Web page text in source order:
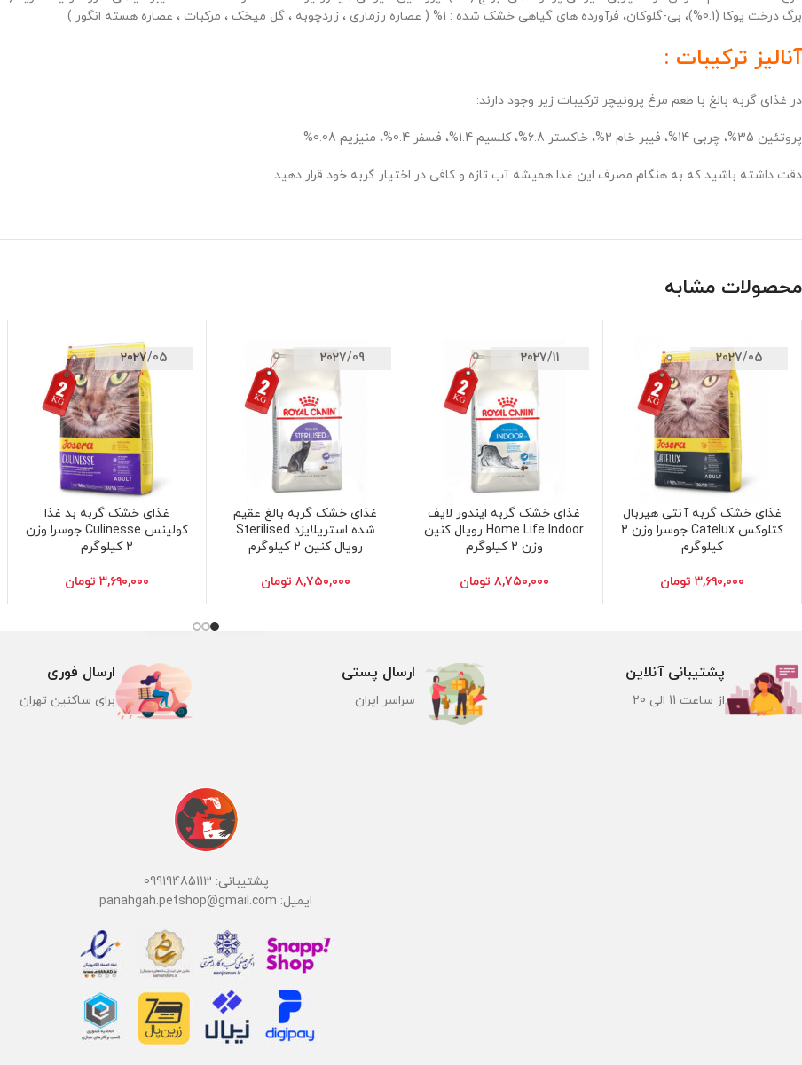
برگ درخت یوكا (0.1%)، بی-گلوکان، فرآورده های گیاهی خشک شده : 1% ( عصاره رزماری ، زردچوبه ، گل میخک ، مرکبات ، عصاره هسته انگور )
آنالیز ترکیبات :
در غذای گربه بالغ با طعم مرغ پرونیچر ترکیبات زیر وجود دارند:
پروتئین 35%، چربی 14%، فیبر خام 2%، خاکستر 6.8%، کلسیم 1.4%، فسفر 0.4%، منیزیم 0.08%
دقت داشته باشید که به هنگام مصرف این غذا همیشه آب تازه و کافی در اختیار گربه خود قرار دهید.
محصولات مشابه
2027/05
افزودن به سبد خرید
غذای خشک گربه آنتی هیربال
کتلوکس Catelux جوسرا وزن 2
کیلوگرم
۳,۶۹۰,۰۰۰ تومان
2027/11
افزودن به سبد خرید
غذای خشک گربه ایندور لایف
Home Life Indoor رویال کنین
وزن 2 کیلوگرم
۸,۷۵۰,۰۰۰ تومان
2027/09
افزودن به سبد خرید
غذای خشک گربه بالغ عقیم
شده استریلایزد Sterilised
رویال کنین 2 کیلوگرم
۸,۷۵۰,۰۰۰ تومان
2027/05
افزودن به سبد خرید
غذای خشک گربه بد غذا
کولینس Culinesse جوسرا وزن
2 کیلوگرم
۳,۶۹۰,۰۰۰ تومان
ارسال فوری
برای ساکنین تهران
ارسال پستی
سراسر ایران
پشتیبانی آنلاین
از ساعت 11 الی 20
پشتیبانی: 09919485113
ایمیل: panahgah.petshop@gmail.com